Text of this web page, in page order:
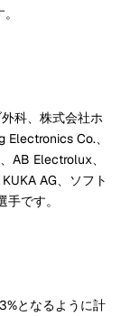
科、株式会社ホ
Co.、
AB Electrolux、
AG、ソフト
です。
となるように計